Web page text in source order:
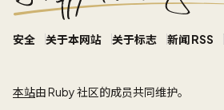
安全 关于本网站 关于标志 新闻 RSS
本站由 Ruby 社区的成员共同维护。